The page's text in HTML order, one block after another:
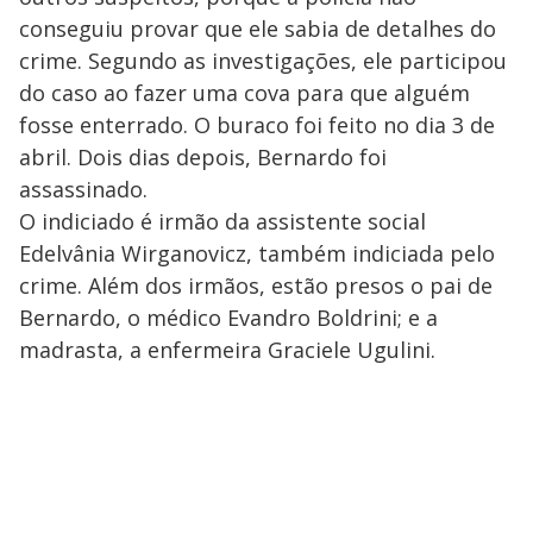
conseguiu provar que ele sabia de detalhes do
crime. Segundo as investigações, ele participou
do caso ao fazer uma cova para que alguém
fosse enterrado. O buraco foi feito no dia 3 de
abril. Dois dias depois, Bernardo foi
assassinado.
O indiciado é irmão da assistente social
Edelvânia Wirganovicz, também indiciada pelo
crime. Além dos irmãos, estão presos o pai de
Bernardo, o médico Evandro Boldrini; e a
madrasta, a enfermeira Graciele Ugulini.